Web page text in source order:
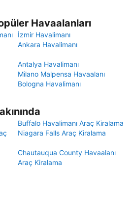
Havaalanları
İzmir Havalimanı
Ankara Havalimanı
Antalya Havalimanı
Milano Malpensa Havaalanı
Bologna Havalimanı
Buffalo Havalimanı Araç Kiralama
Niagara Falls Araç Kiralama
Chautauqua County Havaalanı
Araç Kiralama